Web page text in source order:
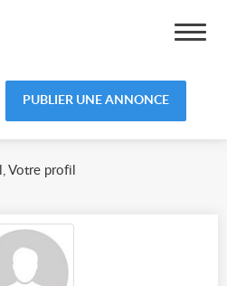
PUBLIER UNE ANNONCE
Votre profil